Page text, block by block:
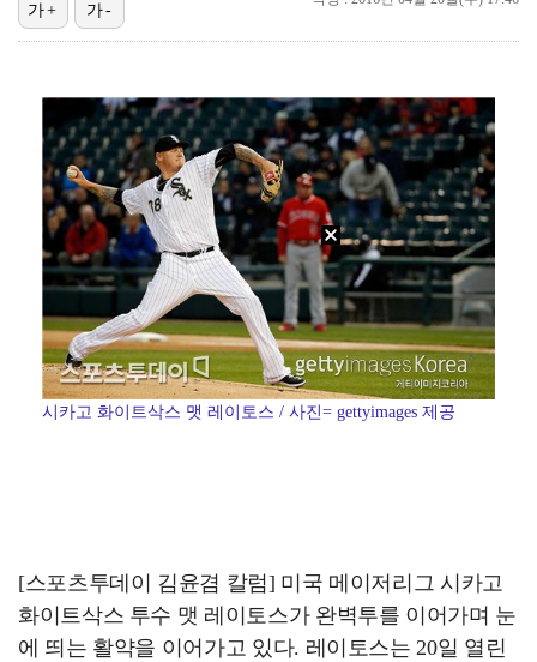
[ST포토] 장은수, 2026 KLPGA WINNER
[ST포토] 장은수, 우승 축하 물허벅 세레머니
[ST포토] 장은수, KLPGA 첫 우승
'결혼의 완성' 남궁민→이설, 굿바이 인사 "마지막까지…
[ST포토] 장은수, 선수들과 다함께
가+ 가-
시카고 화이트삭스 맷 레이토스 / 사진= gettyimages 제공
[스포츠투데이 김윤겸 칼럼] 미국 메이저리그 시카고
화이트삭스 투수 맷 레이토스가 완벽투를 이어가며 눈
에 띄는 활약을 이어가고 있다. 레이토스는 20일 열린